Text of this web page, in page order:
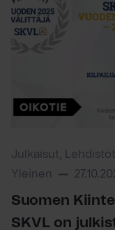
Julkaisut,
Yleinen
Suomen
SKVL on